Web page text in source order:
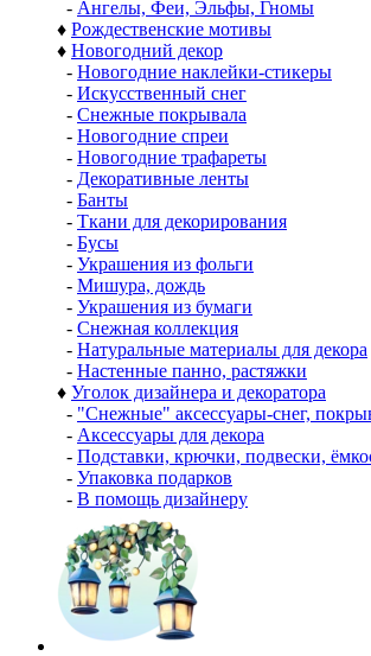
- Ангелы, Феи, Эльфы, Гномы
♦ Рождественские мотивы
♦ Новогодний декор
- Новогодние наклейки-стикеры
- Искусственный снег
- Снежные покрывала
- Новогодние спреи
- Новогодние трафареты
- Декоративные ленты
- Банты
- Ткани для декорирования
- Бусы
- Украшения из фольги
- Мишура, дождь
- Украшения из бумаги
- Снежная коллекция
- Натуральные материалы для декора
- Настенные панно, растяжки
♦ Уголок дизайнера и декоратора
- "Снежные" аксессуары-снег,
- Аксессуары для декора
- Подставки, крючки, подвески,
- Упаковка подарков
- В помощь дизайнеру